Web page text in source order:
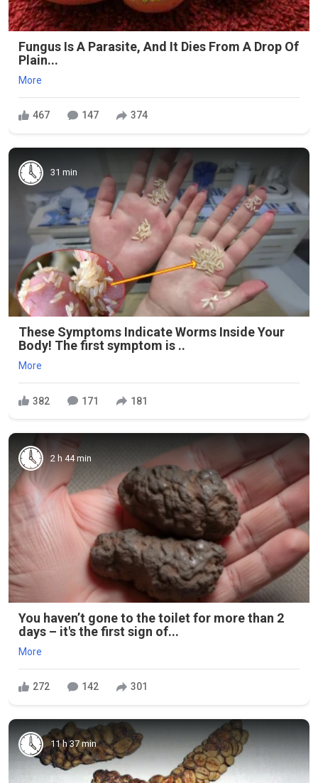
Fungus Is A Parasite, And It Dies From A Drop Of
Plain...
More
467 147 374
31 min
These Symptoms Indicate Worms Inside Your
Body! The first symptom is ..
More
382 171 181
2 h 44 min
You haven’t gone to the toilet for more than 2
days – it's the first sign of...
More
272 142 301
11 h 37 min